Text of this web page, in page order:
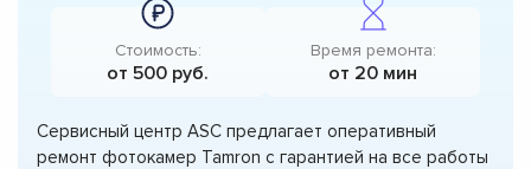
Стоимость:
от 500 руб.
Время ремонта:
от 20 мин
Сервисный центр ASC предлагает оперативный
ремонт фотокамер Tamron с гарантией на все работы